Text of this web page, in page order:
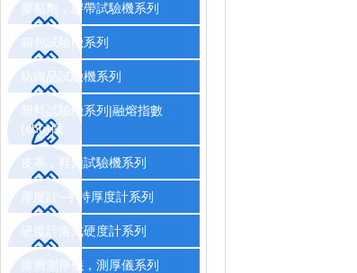
膠黏劑，膠帶試驗機系列
箱包試驗機系列
紡織品試驗機系列
塑料試驗機系列|融熔指數
(shù)儀
皮革，鞋類試驗機系列
厚度計~手持厚度計系列
硬度計洛式硬度計系列
涂層測厚儀，測厚儀系列